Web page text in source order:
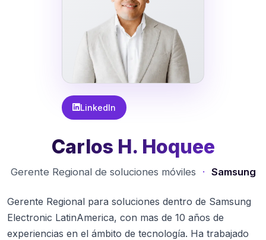
LinkedIn
Carlos H. Hoquee
Gerente Regional de soluciones móviles · Samsung
Gerente Regional para soluciones dentro de Samsung
Electronic LatinAmerica, con mas de 10 años de
experiencias en el ámbito de tecnología. Ha trabajado